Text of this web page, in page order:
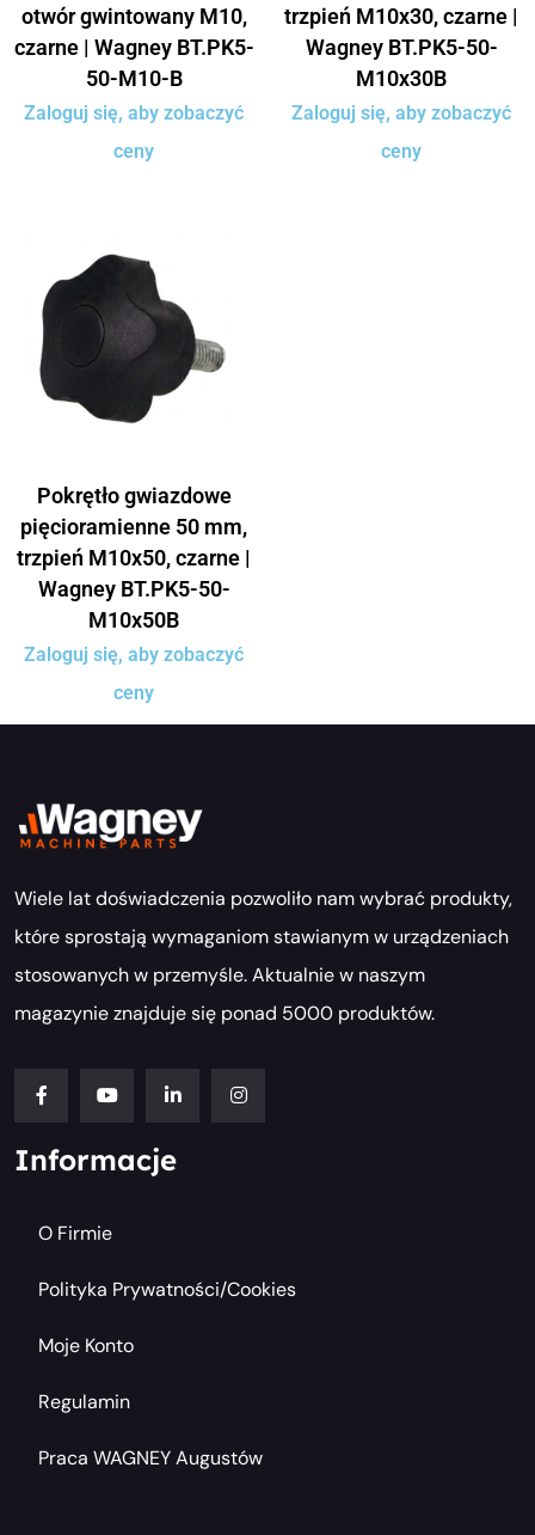
otwór gwintowany M10,
czarne | Wagney BT.PK5-
50-M10-B
Zaloguj się, aby zobaczyć
ceny
trzpień M10x30, czarne |
Wagney BT.PK5-50-
M10x30B
Zaloguj się, aby zobaczyć
ceny
Pokrętło gwiazdowe
pięcioramienne 50 mm,
trzpień M10x50, czarne |
Wagney BT.PK5-50-
M10x50B
Zaloguj się, aby zobaczyć
ceny
Wiele lat doświadczenia pozwoliło nam wybrać produkty,
które sprostają wymaganiom stawianym w urządzeniach
stosowanych w przemyśle. Aktualnie w naszym
magazynie znajduje się ponad 5000 produktów.
Informacje
O Firmie
Polityka Prywatności/cookies
Moje Konto
Regulamin
Praca WAGNEY Augustów